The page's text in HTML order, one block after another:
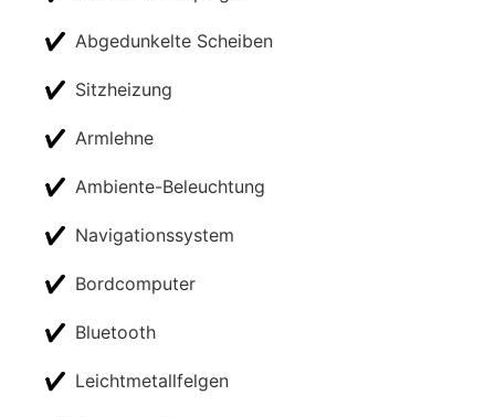
✔ Abgedunkelte Scheiben
✔ Sitzheizung
✔ Armlehne
✔ Ambiente-Beleuchtung
✔ Navigationssystem
✔ Bordcomputer
✔ Bluetooth
✔ Leichtmetallfelgen